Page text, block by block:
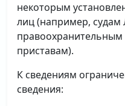
некоторым
лиц (например,
приставам).
К сведениям
сведения: